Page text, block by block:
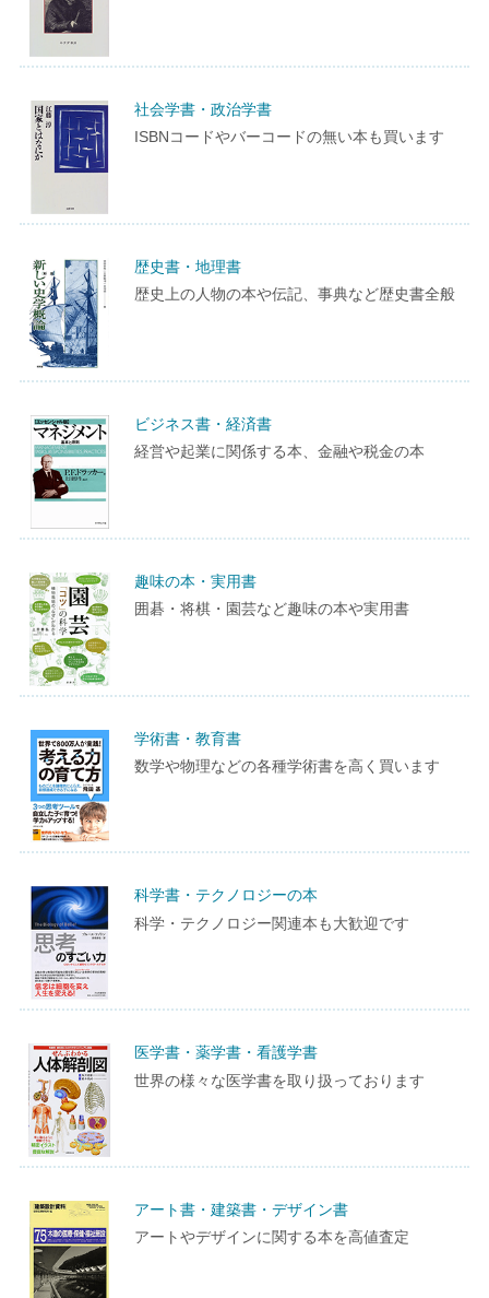
社会学書・政治学書
ISBNコードやバーコードの無い本も買います
歴史書・地理書
歴史上の人物の本や伝記、事典など歴史書全般
ビジネス書・経済書
経営や起業に関係する本、金融や税金の本
趣味の本・実用書
囲碁・将棋・園芸など趣味の本や実用書
学術書・教育書
数学や物理などの各種学術書を高く買います
科学書・テクノロジーの本
科学・テクノロジー関連本も大歓迎です
医学書・薬学書・看護学書
世界の様々な医学書を取り扱っております
アート書・建築書・デザイン書
アートやデザインに関する本を高値査定